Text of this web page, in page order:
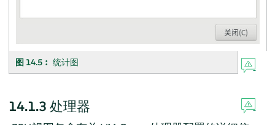
图 14.5︰ 统计图
14.1.3 处理器